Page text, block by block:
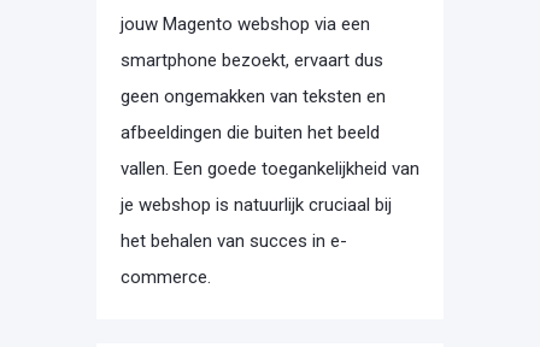
jouw Magento webshop via een
smartphone bezoekt, ervaart dus
geen ongemakken van teksten en
afbeeldingen die buiten het beeld
vallen. Een goede toegankelijkheid van
je webshop is natuurlijk cruciaal bij
het behalen van succes in e-
commerce.